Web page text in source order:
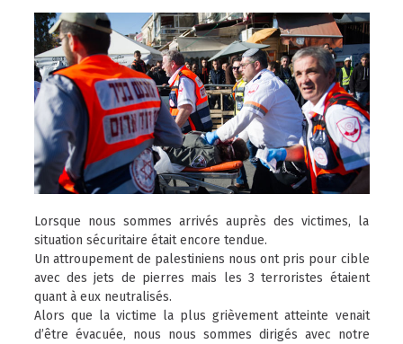
Lorsque nous sommes arrivés auprès des victimes, la
situation sécuritaire était encore tendue.
Un attroupement de palestiniens nous ont pris pour cible
avec des jets de pierres mais les 3 terroristes étaient
quant à eux neutralisés.
Alors que la victime la plus grièvement atteinte venait
d’être évacuée, nous nous sommes dirigés avec notre